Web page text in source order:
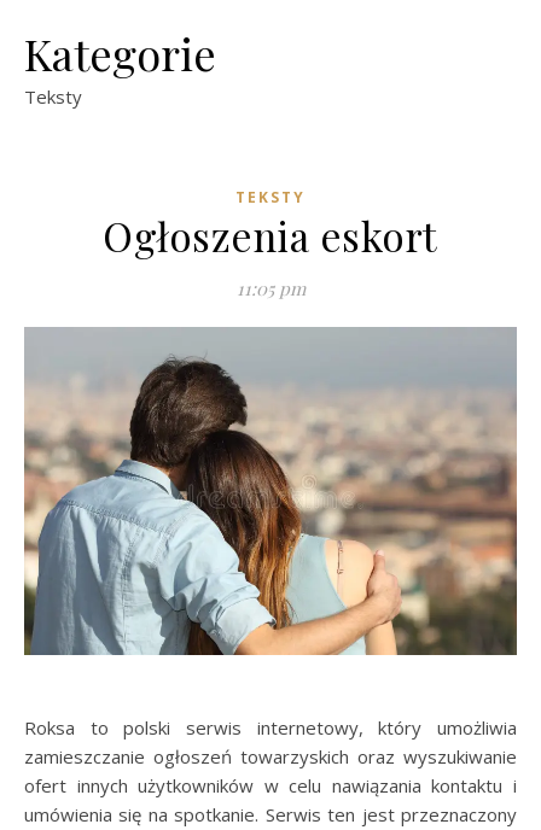
Kategorie
Teksty
TEKSTY
Ogłoszenia eskort
11:05 pm
Roksa to polski serwis internetowy, który umożliwia
zamieszczanie ogłoszeń towarzyskich oraz wyszukiwanie
ofert innych użytkowników w celu nawiązania kontaktu i
umówienia się na spotkanie. Serwis ten jest przeznaczony